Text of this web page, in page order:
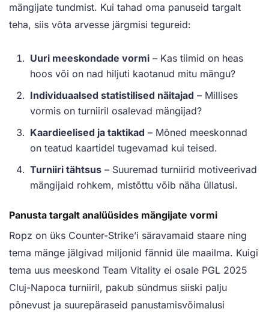
mängijate tundmist. Kui tahad oma panuseid targalt
teha, siis võta arvesse järgmisi tegureid:
Uuri meeskondade vormi – Kas tiimid on heas
hoos või on nad hiljuti kaotanud mitu mängu?
Individuaalsed statistilised näitajad – Millises
vormis on turniiril osalevad mängijad?
Kaardieelised ja taktikad – Mõned meeskonnad
on teatud kaartidel tugevamad kui teised.
Turniiri tähtsus – Suuremad turniirid motiveerivad
mängijaid rohkem, mistõttu võib näha üllatusi.
Panusta targalt analüüsides mängijate vormi
Ropz on üks Counter-Strike’i säravamaid staare ning
tema mänge jälgivad miljonid fännid üle maailma. Kuigi
tema uus meeskond Team Vitality ei osale PGL 2025
Cluj-Napoca turniiril, pakub sündmus siiski palju
põnevust ja suurepäraseid panustamisvõimalusi